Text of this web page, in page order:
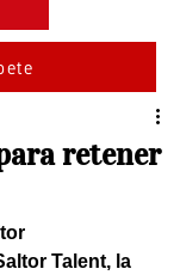
retener
Talent, la